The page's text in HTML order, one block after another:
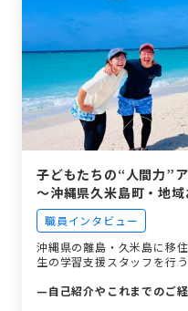
子どもたちの“人間力”
～沖縄県久米島町・地
～
職員インタビュー
沖縄県の離島・久米島に移
生の学習支援スタッフを行
—自己紹介やこれまでのご経